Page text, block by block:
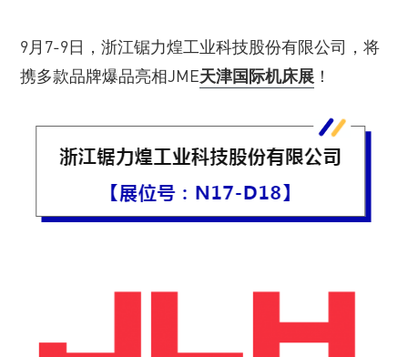
9月7-9日，浙江锯力煌工业科技股份有限公司，将
携多款品牌爆品亮相JME天津国际机床展 ！